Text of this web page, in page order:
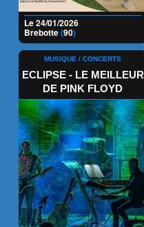
Le 24/01/2026
Brebotte(90)
MUSIQUE / CONCERTS
ECLIPSE - LE MEILLEUR
DE PINK FLOYD